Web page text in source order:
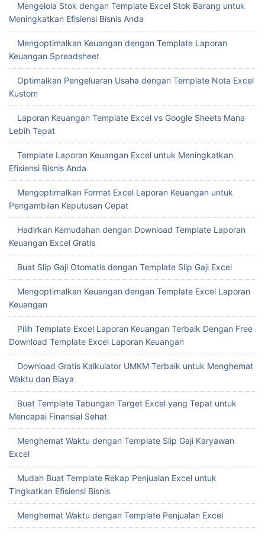
Mengelola Stok dengan Template Excel Stok Barang untuk
Meningkatkan Efisiensi Bisnis Anda
Mengoptimalkan Keuangan dengan Template Laporan
Keuangan Spreadsheet
Optimalkan Pengeluaran Usaha dengan Template Nota Excel
Kustom
Laporan Keuangan Template Excel vs Google Sheets Mana
Lebih Tepat
Template Laporan Keuangan Excel untuk Meningkatkan
Efisiensi Bisnis Anda
Mengoptimalkan Format Excel Laporan Keuangan untuk
Pengambilan Keputusan Cepat
Hadirkan Kemudahan dengan Download Template Laporan
Keuangan Excel Gratis
Buat Slip Gaji Otomatis dengan Template Slip Gaji Excel
Mengoptimalkan Keuangan dengan Template Excel Laporan
Keuangan
Pilih Template Excel Laporan Keuangan Terbaik Dengan Free
Download Template Excel Laporan Keuangan
Download Gratis Kalkulator UMKM Terbaik untuk Menghemat
Waktu dan Biaya
Buat Template Tabungan Target Excel yang Tepat untuk
Mencapai Finansial Sehat
Menghemat Waktu dengan Template Slip Gaji Karyawan
Excel
Mudah Buat Template Rekap Penjualan Excel untuk
Tingkatkan Efisiensi Bisnis
Menghemat Waktu dengan Template Penjualan Excel